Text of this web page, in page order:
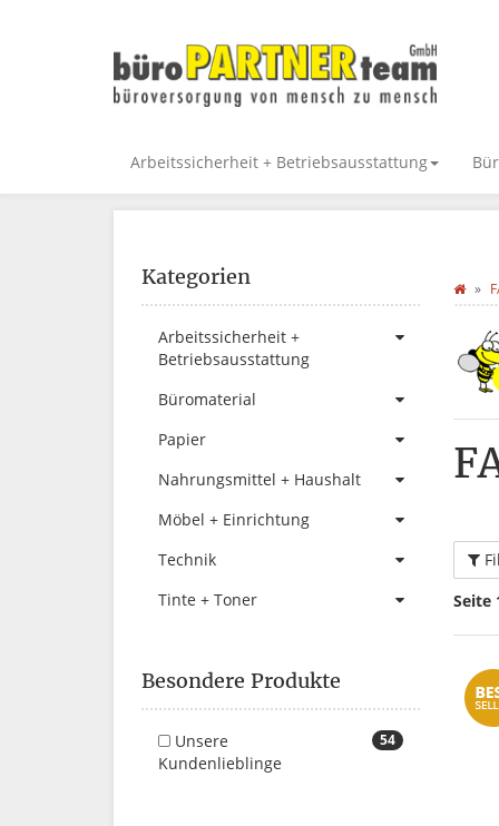
Arbeitssicherheit + Betriebsausstattung
Seite
Kategorien
Arbeitssicherheit +
Betriebsausstattung
Büromaterial
Papier
Nahrungsmittel + Haushalt
Möbel + Einrichtung
Technik
Tinte + Toner
Besondere Produkte
54
Unsere
Kundenlieblinge